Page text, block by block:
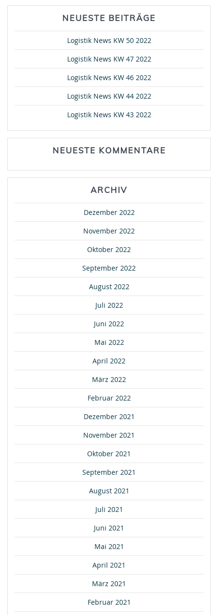
NEUESTE BEITRÄGE
Logistik News KW 50 2022
Logistik News KW 47 2022
Logistik News KW 46 2022
Logistik News KW 44 2022
Logistik News KW 43 2022
NEUESTE KOMMENTARE
ARCHIV
Dezember 2022
November 2022
Oktober 2022
September 2022
August 2022
Juli 2022
Juni 2022
Mai 2022
April 2022
März 2022
Februar 2022
Dezember 2021
November 2021
Oktober 2021
September 2021
August 2021
Juli 2021
Juni 2021
Mai 2021
April 2021
März 2021
Februar 2021